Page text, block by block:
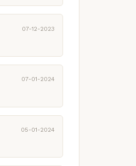
07-12-2023
07-01-2024
05-01-2024